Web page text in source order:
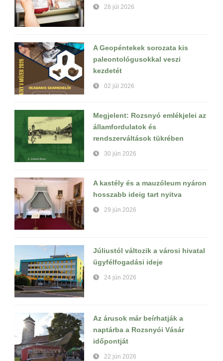
28 júl 2026
A Geopéntekek sorozata kis
paleontológusokkal veszi
kezdetét
02 júl 2026
Megjelent: Rozsnyó emlékjelei az
államfordulatok és
rendszerváltások tükrében
30 jún 2026
A kastély és a mauzóleum nyáron
hosszabb ideig tart nyitva
29 jún 2026
Júliustól változik a városi hivatal
ügyfélfogadási ideje
24 jún 2026
Az árusok már beírhatják a
naptárba a Rozsnyói Vásár
időpontját
22 jún 2026